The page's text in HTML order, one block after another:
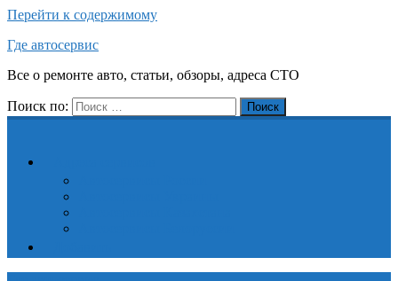
Перейти к содержимому
Где автосервис
Все о ремонте авто, статьи, обзоры, адреса СТО
Поиск по: Поиск